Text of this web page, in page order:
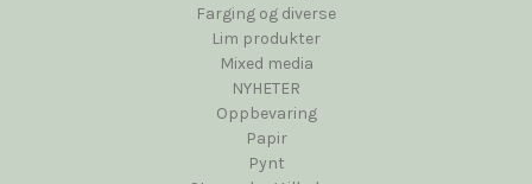
Farging og diverse
Lim produkter
Mixed media
NYHETER
Oppbevaring
Papir
Pynt